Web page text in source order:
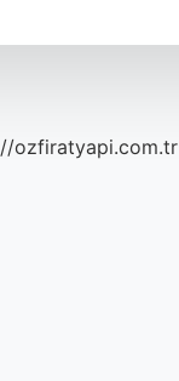
ozfiratyapi.com.tr